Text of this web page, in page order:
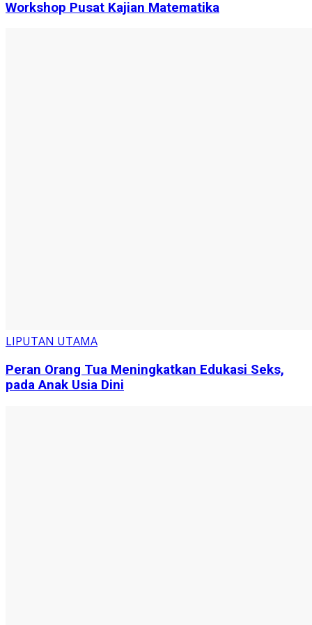
Workshop Pusat Kajian Matematika
LIPUTAN UTAMA
Peran Orang Tua Meningkatkan Edukasi Seks,
pada Anak Usia Dini